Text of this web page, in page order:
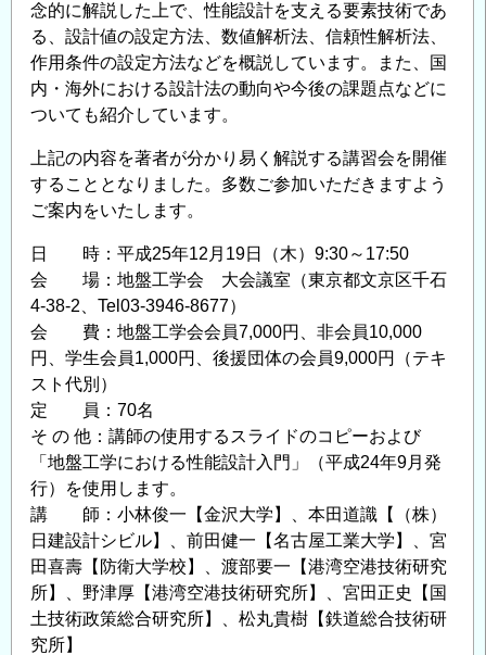
念的に解説した上で、性能設計を支える要素技術であ
る、設計値の設定方法、数値解析法、信頼性解析法、
作用条件の設定方法などを概説しています。また、国
内・海外における設計法の動向や今後の課題点などに
ついても紹介しています。
上記の内容を著者が分かり易く解説する講習会を開催
することとなりました。多数ご参加いただきますよう
ご案内をいたします。
日 時：平成25年12月19日（木）9:30～17:50
会 場：地盤工学会 大会議室（東京都文京区千石
4-38-2、Tel03-3946-8677）
会 費：地盤工学会会員7,000円、非会員10,000
円、学生会員1,000円、後援団体の会員9,000円（テキ
スト代別）
定 員：70名
そ の 他：講師の使用するスライドのコピーおよび
「地盤工学における性能設計入門」（平成24年9月発
行）を使用します。
講 師：小林俊一【金沢大学】、本田道識【（株）
日建設計シビル】、前田健一【名古屋工業大学】、宮
田喜壽【防衛大学校】、渡部要一【港湾空港技術研究
所】、野津厚【港湾空港技術研究所】、宮田正史【国
土技術政策総合研究所】、松丸貴樹【鉄道総合技術研
究所】